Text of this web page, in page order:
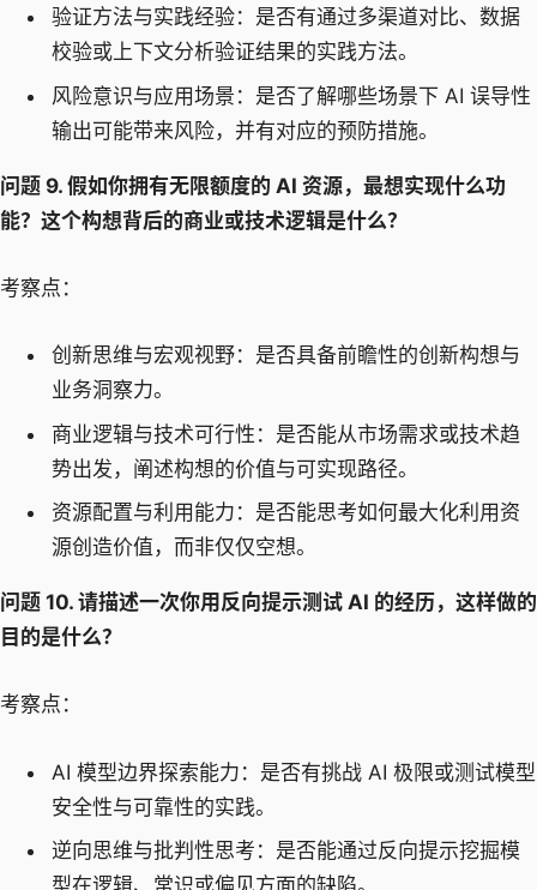
验证方法与实践经验：是否有通过多渠道对比、数据
校验或上下文分析验证结果的实践方法。
风险意识与应用场景：是否了解哪些场景下 AI 误导性
输出可能带来风险，并有对应的预防措施。
问题 9. 假如你拥有无限额度的 AI 资源，最想实现什么功
能？这个构想背后的商业或技术逻辑是什么？
考察点：
创新思维与宏观视野：是否具备前瞻性的创新构想与
业务洞察力。
商业逻辑与技术可行性：是否能从市场需求或技术趋
势出发，阐述构想的价值与可实现路径。
资源配置与利用能力：是否能思考如何最大化利用资
源创造价值，而非仅仅空想。
问题 10. 请描述一次你用反向提示测试 AI 的经历，这样做的
目的是什么？
考察点：
AI 模型边界探索能力：是否有挑战 AI 极限或测试模型
安全性与可靠性的实践。
逆向思维与批判性思考：是否能通过反向提示挖掘模